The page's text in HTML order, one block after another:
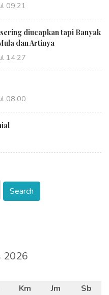
09:21
diucapkan tapi Banyak
dan Artinya
14:27
08:00
2026
Km Jm Sb